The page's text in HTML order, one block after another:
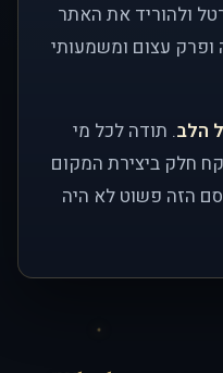
ולהוריד את האתר
עצום ומשמעותי
הלב. תודה לכל מי
חלק ביצירת המקום
הזה פשוט לא היה